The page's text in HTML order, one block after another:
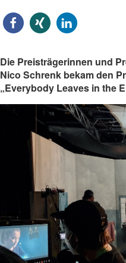
Die Preisträgerinnen und
Nico Schrenk bekam den
„Everybody Leaves in the